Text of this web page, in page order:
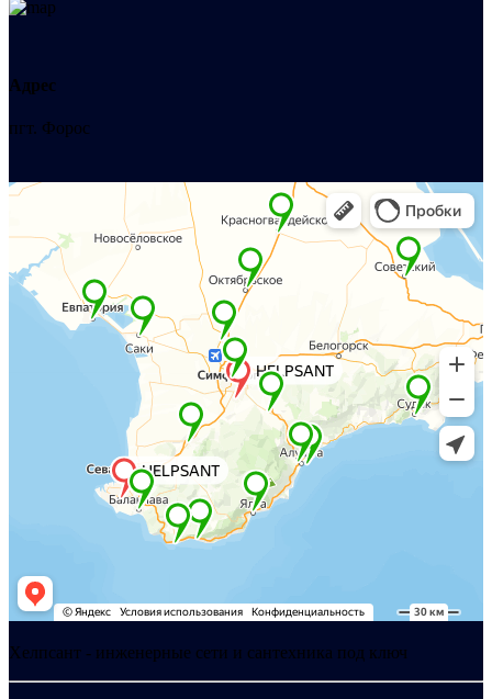
Адрес
пгт. Форос
Хелпсант - инженерные сети и сантехника под ключ